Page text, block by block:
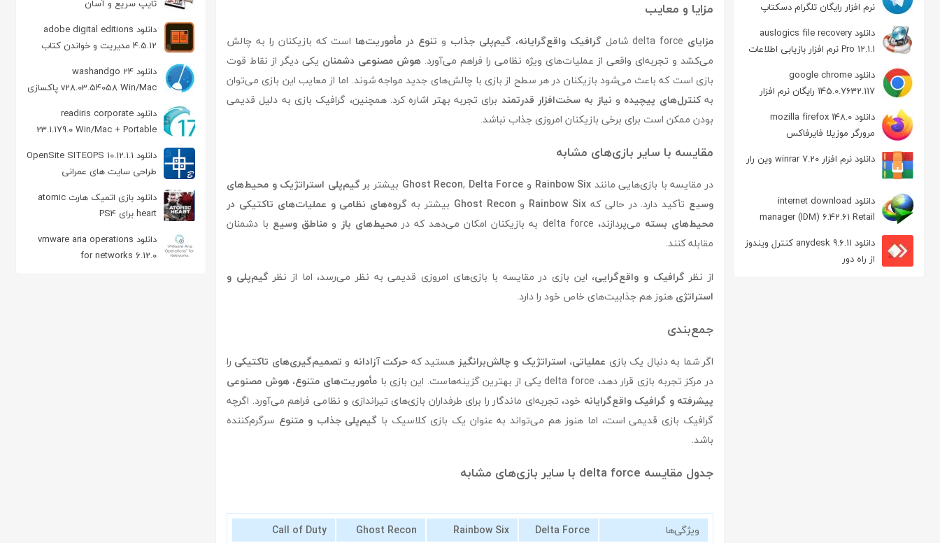
نرم افزار رایگان تلگرام دسکتاپ
دانلود auslogics file recovery
Pro 12.1.1 نرم افزار بازیابی اطلاعات
دانلود google chrome
145.0.7632.117 رایگان نرم افزار
مرورگر گوگل کروم
دانلود mozilla firefox 148.0
مرورگر موزیلا فایرفاکس
دانلود نرم افزار winrar 7.20 وین رار
دانلود internet download
manager (IDM) 6.42.61 Retail
مدیریت دانلود
دانلود anydesk 9.6.11 کنترل ویندوز
از راه دور
مزایا و معایب
مزایای delta force شامل گرافیک واقع‌گرایانه، گیم‌پلی جذاب و تنوع در مأموریت‌ها است که بازیکنان را به چالش
می‌کشد و تجربه‌ای واقعی از عملیات‌های ویژه نظامی را فراهم می‌آورد. هوش مصنوعی دشمنان یکی دیگر از نقاط قوت
بازی است که باعث می‌شود بازیکنان در هر سطح از بازی با چالش‌های جدید مواجه شوند. اما از معایب این بازی می‌توان
بهکنترل‌های پیچیده و نیاز به سخت‌افزار قدرتمند برای تجربه بهتر اشاره کرد. همچنین، گرافیک بازی به دلیل قدیمی
بودن ممکن است برای برخی بازیکنان امروزی جذاب نباشد.
مقایسه با سایر بازی‌های مشابه
در مقایسه با بازی‌هایی مانند Rainbow Six و Ghost Recon, Delta Force بیشتر برگیم‌پلی استراتژیک و محیط‌های
وسیع تأکید دارد. در حالی که Rainbow Six و Ghost Recon بیشتر به گروه‌های نظامی و عملیات‌های تاکتیکی در
محیط‌های بسته می‌پردازند، delta force به بازیکنان امکان می‌دهد که در محیط‌های باز و مناطق وسیع با دشمنان
مقابله کنند.
از نظرگرافیک و واقع‌گرایی، این بازی در مقایسه با بازی‌های امروزی قدیمی به نظر می‌رسد، اما از نظرگیم‌پلی و
استراتژی هنوز هم جذابیت‌های خاص خود را دارد.
جمع‌بندی
اگر شما به دنبال یک بازی عملیاتی، استراتژیک و چالش‌برانگیز هستید که حرکت آزادانه و تصمیم‌گیری‌های تاکتیکی را
در مرکز تجربه بازی قرار دهد، delta force یکی از بهترین گزینه‌هاست. این بازی با
مأموریت‌های متنوع، هوش مصنوعی
پیشرفته و گرافیک واقع‌گرایانه خود، تجربه‌ای ماندگار را برای طرفداران بازی‌های تیراندازی و نظامی فراهم می‌آورد. اگرچه
گرافیک بازی قدیمی است، اما هنوز هم می‌تواند به عنوان یک بازی کلاسیک با گیم‌پلی جذاب و متنوع سرگرم‌کننده
باشد.
جدول مقایسه delta force با سایر بازی‌های مشابه
ویژگی‌ها Delta Force
Rainbow Six
Ghost Recon
Call of Duty
تایپ سریع و آسان
دانلود adobe digital editions
4.5.12 مدیریت و خواندن کتاب
الکترونیکی
دانلود washandgo 24
v28.03.54058 Win/Mac پاکسازی
و حذف فایل های غیرضروری
دانلود readiris corporate
23.1.179.0 Win/Mac + Portable
تبدیل PDF و عکس به متن
دانلود OpenSite SITEOPS 10.12.1.1
طراحی سایت های عمرانی
دانلود بازی اتمیک هارت atomic
heart برای PS4
دانلود vmware aria operations
for networks 6.12.0